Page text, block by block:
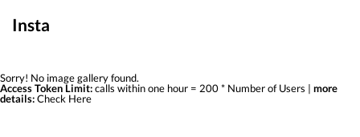
Insta
Sorry! No image gallery found.
Access Token Limit:calls within one hour = 200 * Number of Users | more
details:Check Here